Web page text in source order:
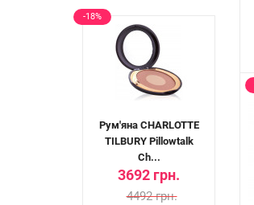
-18%
Рум'яна CHARLOTTE
TILBURY Pillowtalk
Ch...
3692 грн.
4492 грн.